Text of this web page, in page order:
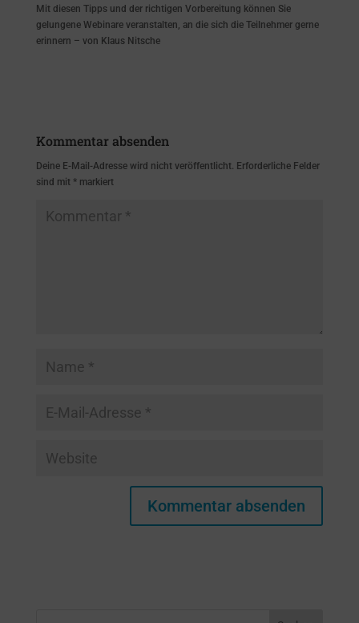
Mit diesen Tipps und der richtigen Vorbereitung können Sie
gelungene Webinare veranstalten, an die sich die Teilnehmer gerne
erinnern – von Klaus Nitsche
Kommentar absenden
Deine E-Mail-Adresse wird nicht veröffentlicht. Erforderliche Felder
sind mit *markiert